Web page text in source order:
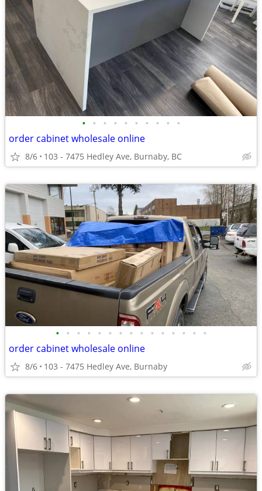
• • • • • • • • • •
order cabinet wholesale online
8/6 103 - 7475 Hedley Ave, Burnaby, BC
• • • • • • • • • • • • • • •
order cabinet wholesale online
8/6 103 - 7475 Hedley Ave, Burnaby